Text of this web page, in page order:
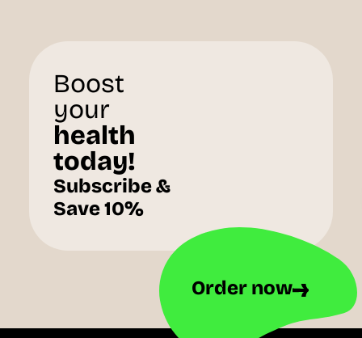
Boost
your
health
today!
Subscribe &
Save 10%
Order now